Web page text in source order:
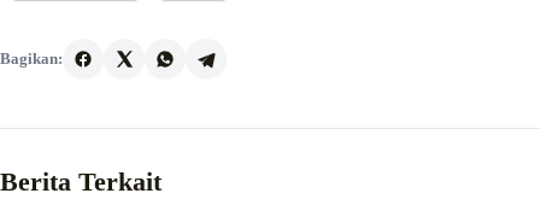
Bagikan:
Berita Terkait